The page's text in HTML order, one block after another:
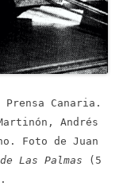
Canaria.
Andrés
Foto de Juan
Las Palmas (5